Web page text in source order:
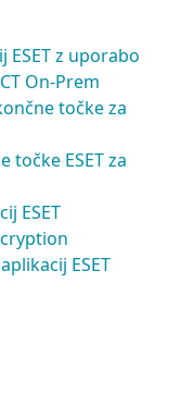
z uporabo
On-Prem
točke za
točke ESET za
ESET
ESET